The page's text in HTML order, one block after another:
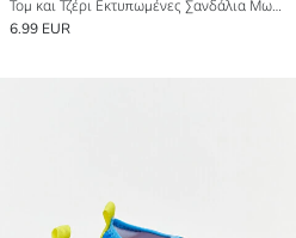
Τομ και Τζέρι Εκτυπωμένες Σανδάλια Μωρό Κορίτσι
6.99 EUR